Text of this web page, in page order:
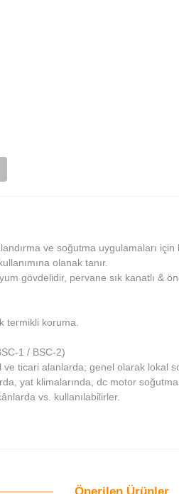
ve soğutma uygulamaları
olanak tanır.
gövdelidir, pervane sık kanatlı &
termikli koruma.
1 / BSC-2)
ticari alanlarda; genel olarak lokal
yat klimalarında, dc motor
vs. kullanılabilirler.